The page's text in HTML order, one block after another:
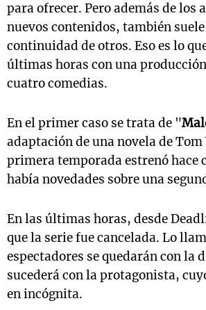
para ofrecer. Pero además de los
nuevos contenidos, también
continuidad de otros. Eso es lo
últimas horas con una
cuatro comedias.
En el primer caso se trata de "
adaptación de una novela de Tom
primera temporada estrenó hace
había novedades sobre una
En las últimas horas, desde
que la serie fue cancelada. Lo
espectadores se quedarán con la
sucederá con la protagonista,
en incógnita.